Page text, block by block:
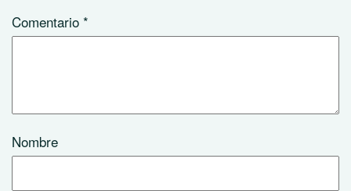
Comentario *
Nombre